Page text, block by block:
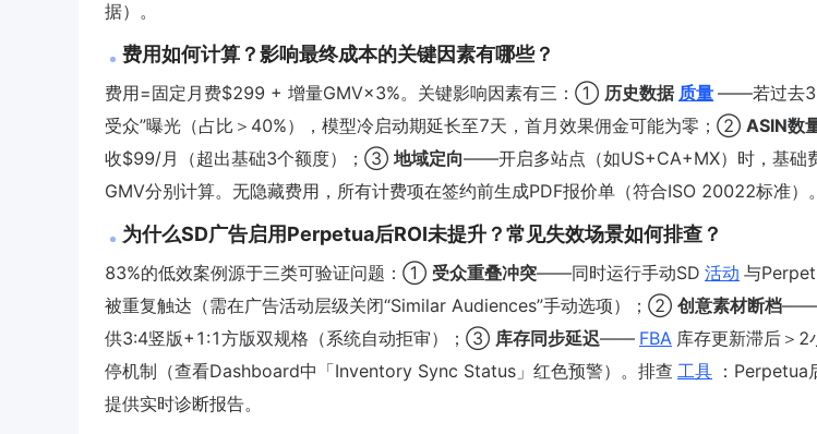
据）。
费用如何计算？影响最终成本的关键因素有哪些？
费用=固定月费$299 + 增量GMV×3%。关键影响因素有三：① 历史数据 质量 ——若过去
受众”曝光（占比＞40%），模型冷启动期延长至7天，首月效果佣金可能为零；② ASIN数
收$99/月（超出基础3个额度）；③ 地域定向——开启多站点（如US+CA+MX）时，基础
GMV分别计算。无隐藏费用，所有计费项在签约前生成PDF报价单（符合ISO 20022标准）。
为什么SD广告启用Perpetua后ROI未提升？常见失效场景如何排查？
83%的低效案例源于三类可验证问题：① 受众重叠冲突——同时运行手动SD 活动 与
被重复触达（需在广告活动层级关闭“Similar Audiences”手动选项）；② 创意素材断档——
供3:4竖版+1:1方版双规格（系统自动拒审）；③ 库存同步延迟—— FBA 库存更新滞后＞
停机制（查看Dashboard中「Inventory Sync Status」红色预警）。排查 工具 ：
提供实时诊断报告。